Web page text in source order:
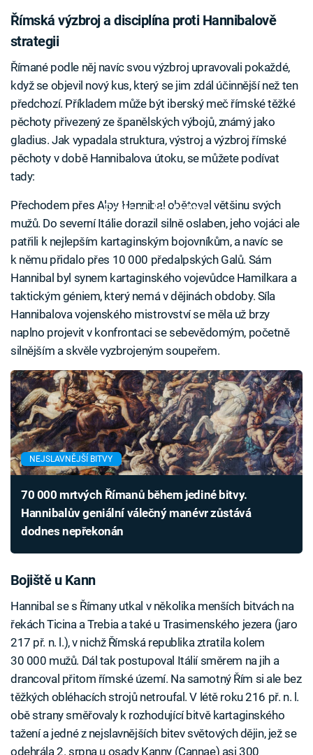
Římská výzbroj a disciplína proti Hannibalově
strategii
Římané podle něj navíc svou výzbroj upravovali pokaždé,
když se objevil nový kus, který se jim zdál účinnější než ten
předchozí. Příkladem může být iberský meč římské těžké
pěchoty přivezený ze španělských výbojů, známý jako
gladius. Jak vypadala struktura, výstroj a výzbroj římské
pěchoty v době Hannibalova útoku, se můžete podívat
tady:
Failed to fetch
Přechodem přes Alpy Hannibal obětoval většinu svých
mužů. Do severní Itálie dorazil silně oslaben, jeho vojáci ale
patřili k nejlepším kartaginským bojovníkům, a navíc se
k němu přidalo přes 10 000 předalpských Galů. Sám
Hannibal byl synem kartaginského vojevůdce Hamilkara a
taktickým géniem, který nemá v dějinách obdoby. Síla
Hannibalova vojenského mistrovství se měla už brzy
naplno projevit v konfrontaci se sebevědomým, početně
silnějším a skvěle vyzbrojeným soupeřem.
NEJSLAVNĚJŠÍ BITVY
70 000 mrtvých Římanů během jediné bitvy.
Hannibalův geniální válečný manévr zůstává
dodnes nepřekonán
Bojiště u Kann
Hannibal se s Římany utkal v několika menších bitvách na
řekách Ticina a Trebia a také u Trasimenského jezera (jaro
217 př. n. l.), v nichž Římská republika ztratila kolem
30 000 mužů. Dál tak postupoval Itálií směrem na jih a
drancoval přitom římské území. Na samotný Řím si ale bez
těžkých obléhacích strojů netroufal. V létě roku 216 př. n. l.
obě strany směřovaly k rozhodující bitvě kartaginského
tažení a jedné z nejslavnějších bitev světových dějin, jež se
odehrála 2. srpna u osady Kanny (Cannae) asi 300